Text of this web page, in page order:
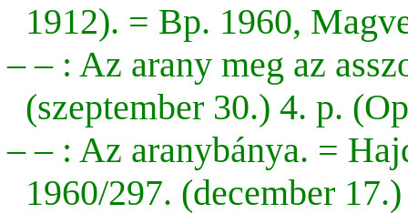
1912). = Bp. 1960,
– – : Az arany meg az
(szeptember 30.) 4. p.
– – : Az aranybánya. =
1960/297. (december